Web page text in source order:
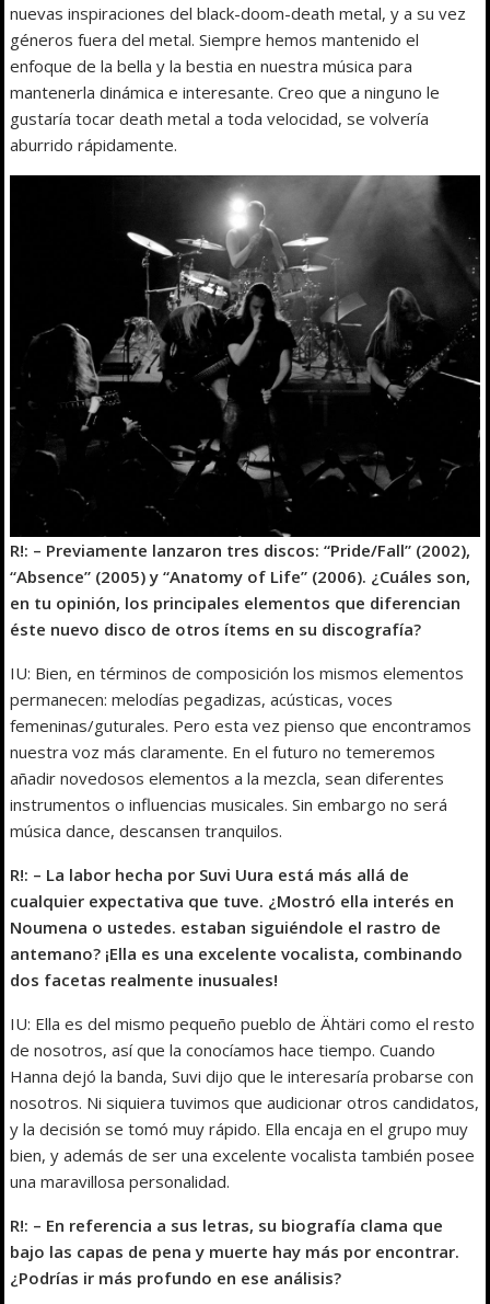
nuevas inspiraciones del black-doom-death metal, y a su vez
géneros fuera del metal. Siempre hemos mantenido el
enfoque de la bella y la bestia en nuestra música para
mantenerla dinámica e interesante. Creo que a ninguno le
gustaría tocar death metal a toda velocidad, se volvería
aburrido rápidamente.
R!: – Previamente lanzaron tres discos: “Pride/Fall” (2002),
“Absence” (2005) y “Anatomy of Life” (2006). ¿Cuáles son,
en tu opinión, los principales elementos que diferencian
éste nuevo disco de otros ítems en su discografía?
IU: Bien, en términos de composición los mismos elementos
permanecen: melodías pegadizas, acústicas, voces
femeninas/guturales. Pero esta vez pienso que encontramos
nuestra voz más claramente. En el futuro no temeremos
añadir novedosos elementos a la mezcla, sean diferentes
instrumentos o influencias musicales. Sin embargo no será
música dance, descansen tranquilos.
R!: – La labor hecha por Suvi Uura está más allá de
cualquier expectativa que tuve. ¿Mostró ella interés en
Noumena o ustedes. estaban siguiéndole el rastro de
antemano? ¡Ella es una excelente vocalista, combinando
dos facetas realmente inusuales!
IU: Ella es del mismo pequeño pueblo de Ähtäri como el resto
de nosotros, así que la conocíamos hace tiempo. Cuando
Hanna dejó la banda, Suvi dijo que le interesaría probarse con
nosotros. Ni siquiera tuvimos que audicionar otros candidatos,
y la decisión se tomó muy rápido. Ella encaja en el grupo muy
bien, y además de ser una excelente vocalista también posee
una maravillosa personalidad.
R!: – En referencia a sus letras, su biografía clama que
bajo las capas de pena y muerte hay más por encontrar.
¿Podrías ir más profundo en ese análisis?